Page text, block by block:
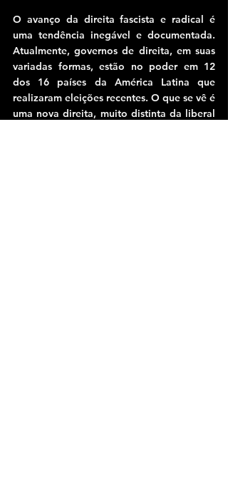
O avanço da direita fascista e radical é
uma tendência inegável e documentada.
Atualmente, governos de direita, em suas
variadas formas, estão no poder em 12
dos 16 países da América Latina que
realizaram eleições recentes. O que se vê é
uma nova direita, muito distinta da liberal